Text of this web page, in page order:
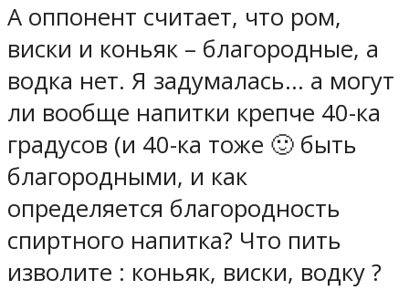
А оппонент считает, что ром,
виски и коньяк – благородные, а
водка нет. Я задумалась… а могут
ли вообще напитки крепче 40-ка
градусов (и 40-ка тоже 🙂 быть
благородными, и как
определяется благородность
спиртного напитка? Что пить
изволите : коньяк, виски, водку ?